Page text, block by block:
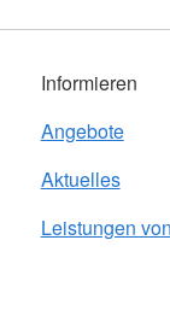
Informieren
Angebote
Aktuelles
Leistungen